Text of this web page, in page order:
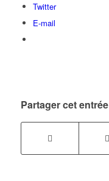
Twitter
E-mail
Partager cet entrée